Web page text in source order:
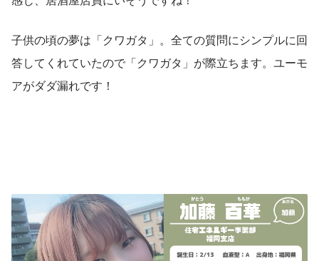
子供の頃の夢は「クワガタ」。全ての質問にシンプルに回
答してくれていたので「クワガタ」が際立ちます。ユーモ
アがダダ漏れです！